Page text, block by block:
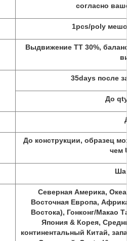
согласно
1pcs/poly
Выдвижение TT 30%,
35days после
До
До конструкции, образец
чем
Северная Америка,
Восточная Европа,
Востока), Гонконг/Макао
Япония & Корея,
континентальный Китай,